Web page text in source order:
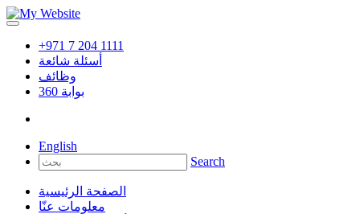
+971 7 204 1111
أسئلة شائعة
وظائف
360 بوابة
English
Search
الصفحة الرئيسية
معلومات عنّا